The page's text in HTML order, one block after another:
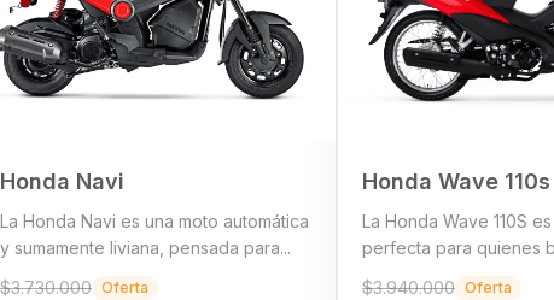
Honda Navi
La Honda Navi es una moto automática
y sumamente liviana, pensada para...
$3.730.000 Oferta
Honda Wave 110s
La Honda Wave 110S
perfecta para quienes
movil...
$3.940.000 Oferta